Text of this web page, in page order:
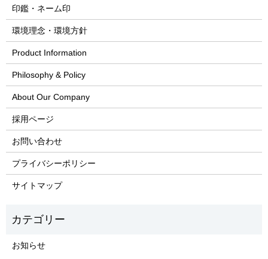
印鑑・ネーム印
環境理念・環境方針
Product Information
Philosophy & Policy
About Our Company
採用ページ
お問い合わせ
プライバシーポリシー
サイトマップ
お知らせ